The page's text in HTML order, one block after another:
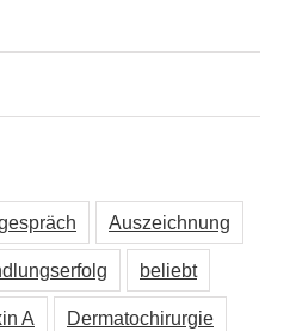
Auszeichnung
beliebt
A Dermatochirurgie